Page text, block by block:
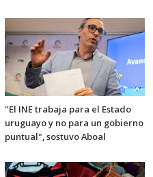
"El INE trabaja para el Estado
uruguayo y no para un gobierno
puntual", sostuvo Aboal